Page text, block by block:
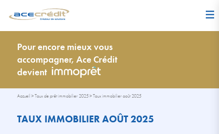
Pour encore mieux vous
accompagner, Ace Crédit
devient
Accueil >Taux de prêt immobilier 2025>Taux immobilier août 2025
TAUX IMMOBILIER AOÛT 2025